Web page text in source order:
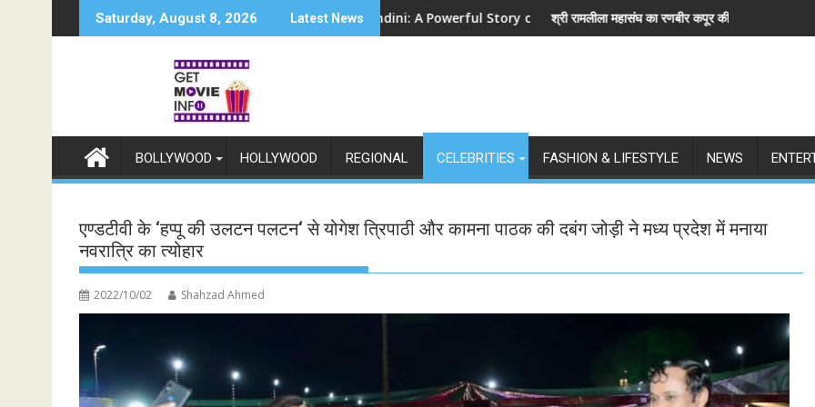
to
Saturday, August 8, 2026 Latest News
से स्टार प्लस और जियोहॉटस्टार पर होगा प्रीमियर
Neo Announces Raajnanndini: A Powerful Story of Revenge and Loveश्री रामलीला महासंघ का रणबीर कपूर की मेगा बजट फिल्म रामायण के मेकर्स को चेतावनीछात्रों के समर्थन में
BOLLYWOOD HOLLYWOOD REGIONAL CELEBRITIES FASHION & LIFESTYLE NEWS
एण्डटीवी के ‘हप्पू की उलटन पलटन‘ से योगेश त्रिपाठी और कामना पाठक की दबंग जोड़ी ने मध्य प्रदेश में मनाया
नवरात्रि का त्योहार
2022/10/02 Shahzad Ahmed